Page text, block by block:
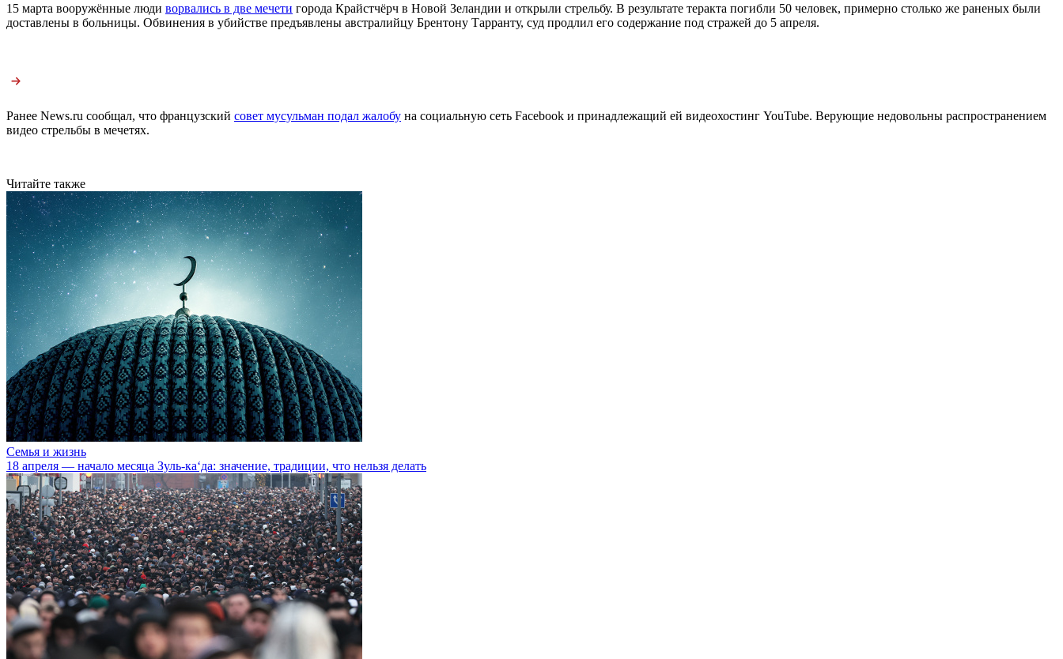
15 марта вооружённые люди ворвались в две мечети города Крайстчёрч в Новой Зеландии и открыли стрельбу. В результате теракта погибли 50 человек, примерно столько же раненых были
доставлены в больницы. Обвинения в убийстве предъявлены австралийцу Брентону Тарранту, суд продлил его содержание под стражей до 5 апреля.
Ранее News.ru сообщал, что французский совет мусульман подал жалобу на социальную сеть Facebook и принадлежащий ей видеохостинг YouTube. Верующие недовольны распространением
видео стрельбы в мечетях.
Читайте также
Семья и жизнь
18 апреля — начало месяца Зуль-ка‘да: значение, традиции, что нельзя делать